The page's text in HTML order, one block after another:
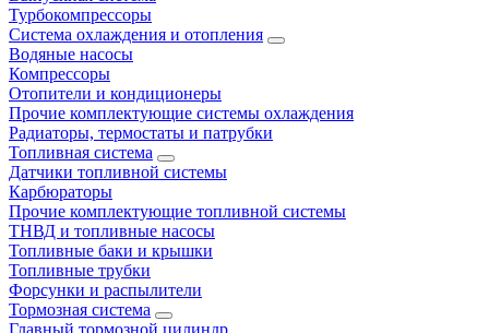
Турбокомпрессоры
Система охлаждения и отопления
Водяные насосы
Компрессоры
Отопители и кондиционеры
Прочие комплектующие системы охлаждения
Радиаторы, термостаты и патрубки
Топливная система
Датчики топливной системы
Карбюраторы
Прочие комплектующие топливной системы
ТНВД и топливные насосы
Топливные баки и крышки
Топливные трубки
Форсунки и распылители
Тормозная система
Главный тормозной цилиндр